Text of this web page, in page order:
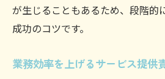
が生じることもあるため、段階的
成功のコツです。
業務効率を上げるサービス提供